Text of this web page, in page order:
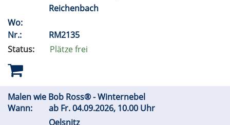
Reichenbach
Wo:
Nr.:
RM2135
Status:
Plätze frei
Malen wie Bob Ross® - Winternebel
Wann:
ab Fr.04.09.2026, 10.00 Uhr
Oelsnitz